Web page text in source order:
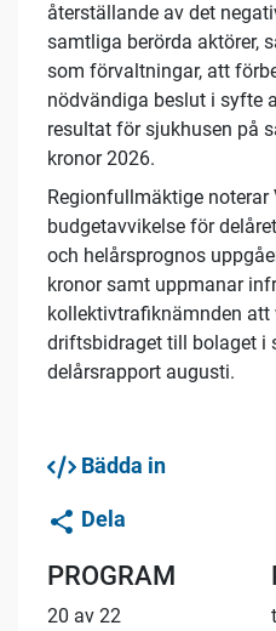
återställande av det
samtliga berörda aktörer,
som förvaltningar, att
nödvändiga beslut i syfte
resultat för sjukhusen på
kronor 2026.
Regionfullmäktige
budgetavvikelse för
och helårsprognos
kronor samt uppmanar
kollektivtrafiknämnden att
driftsbidraget till bolaget i
delårsrapport augusti.
Bädda in
Dela
PROGRAM
20 av 22